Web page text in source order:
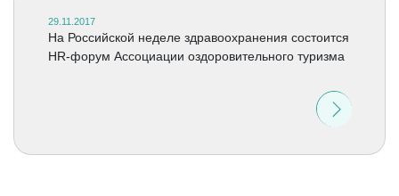
29.11.2017
На Российской неделе здравоохранения состоится
HR-форум Ассоциации оздоровительного туризма